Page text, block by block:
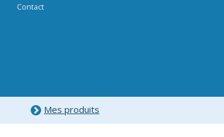
Contact
Mes produits